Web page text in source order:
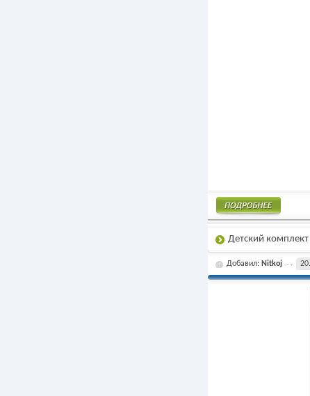
Детский
Добавил: Nitkoj